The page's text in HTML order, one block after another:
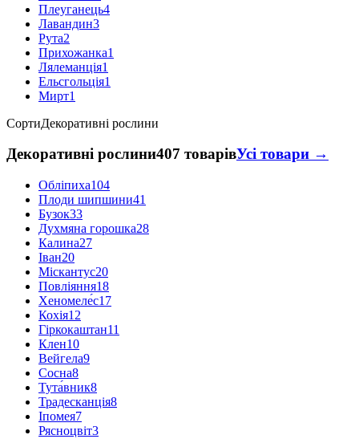
Плеуганець4
Лавандин3
Рута2
Прихожанка1
Лялеманція1
Ельсгольція1
Мирт1
СортиДекоративні рослини
Декоративні рослини407 товарівУсі товари →
Обліпиха104
Плоди шипшини41
Бузок33
Духмяна горошка28
Калина27
Іван20
Міскантус20
Повліяння18
Хеномеле́с17
Кохія12
Гіркокаштан11
Клен10
Вейгела9
Сосна8
Тута́вник8
Традесканція8
Іпомея7
Рясноцвіт3